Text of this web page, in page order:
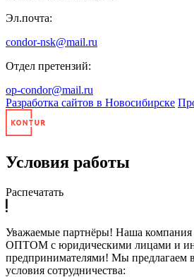
Эл.почта:
condor-nsk@mail.ru
Отдел претензий:
op-condor@mail.ru
Разработка сайтов в Новосибирске
Условия работы
Распечатать
Уважаемые партнёры! Наша
ОПТОМ с юридическими лицами и
предпринимателями! Мы предлагаем
условия сотрудничества: